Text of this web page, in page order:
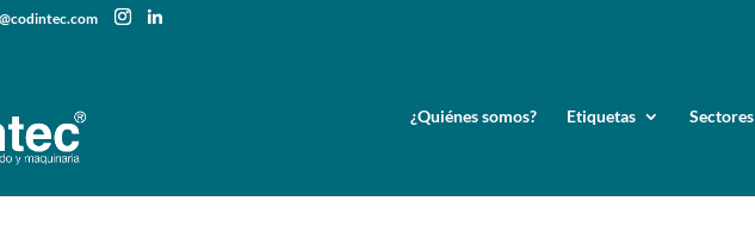
¿Quiénes somos? Etiquetas Sectores